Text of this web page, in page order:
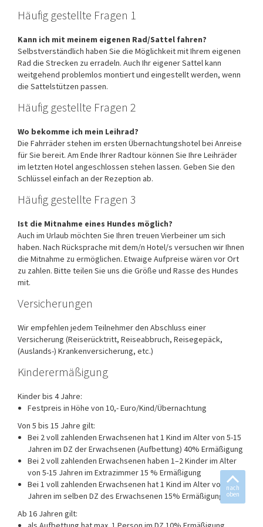
Häufig gestellte Fragen 1
Kann ich mit meinem eigenen Rad/Sattel fahren?
Selbstverständlich haben Sie die Möglichkeit mit Ihrem eigenen
Rad die Strecken zu erradeln. Auch Ihr eigener Sattel kann
weitgehend problemlos montiert und eingestellt werden, wenn
die Sattelstützen passen.
Häufig gestellte Fragen 2
Wo bekomme ich mein Leihrad?
Die Fahrräder stehen im ersten Übernachtungshotel bei Anreise
für Sie bereit. Am Ende Ihrer Radtour können Sie Ihre Leihräder
im letzten Hotel angeschlossen stehen lassen. Geben Sie den
Schlüssel einfach an der Rezeption ab.
Häufig gestellte Fragen 3
Ist die Mitnahme eines Hundes möglich?
Auch im Urlaub möchten Sie Ihren treuen Vierbeiner um sich
haben. Nach Rücksprache mit dem/n Hotel/s versuchen wir Ihnen
die Mitnahme zu ermöglichen. Etwaige Aufpreise wären vor Ort
zu zahlen. Bitte teilen Sie uns die Größe und Rasse des Hundes
mit.
Versicherungen
Wir empfehlen jedem Teilnehmer den Abschluss einer
Versicherung (Reiserücktritt, Reiseabbruch, Reisegepäck,
(Auslands-) Krankenversicherung, etc.)
Kinderermäßigung
Kinder bis 4 Jahre:
Festpreis in Höhe von 10,- Euro/Kind/Übernachtung
Von 5 bis 15 Jahre gilt:
Bei 2 voll zahlenden Erwachsenen hat 1 Kind im Alter von 5-15
Jahren im DZ der Erwachsenen (Aufbettung) 40% Ermäßigung
Bei 2 voll zahlenden Erwachsenen haben 1–2 Kinder im Alter
von 5-15 Jahren im Extrazimmer 15 % Ermäßigung
Bei 1 voll zahlenden Erwachsenen hat 1 Kind im Alter von 5-15
Jahren im selben DZ des Erwachsenen 15% Ermäßigung
Ab 16 Jahren gilt:
nach
oben